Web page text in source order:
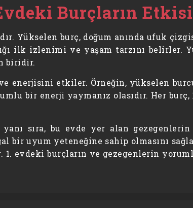
Burçların Etkisi
Yükselen burç, doğum anında ufuk
ilk izlenimi ve yaşam tarzını belirler.
biridir.
enerjisini etkiler. Örneğin, yükselen
bir enerji yaymanız olasıdır. Her
yanı sıra, bu evde yer alan
bir uyum yeteneğine sahip olmasını
1. evdeki burçların ve gezegenlerin